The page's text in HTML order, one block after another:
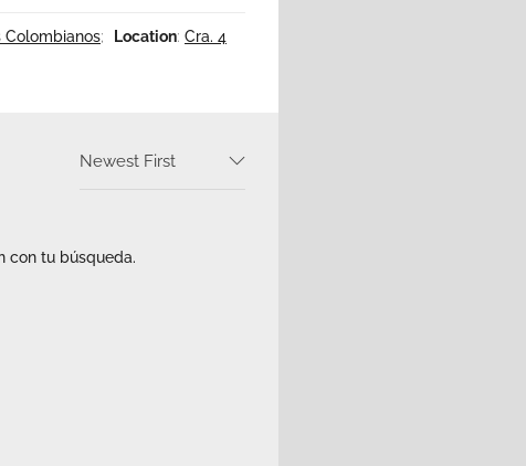
Colombianos; Location: Cra. 4
Newest First
con tu búsqueda.